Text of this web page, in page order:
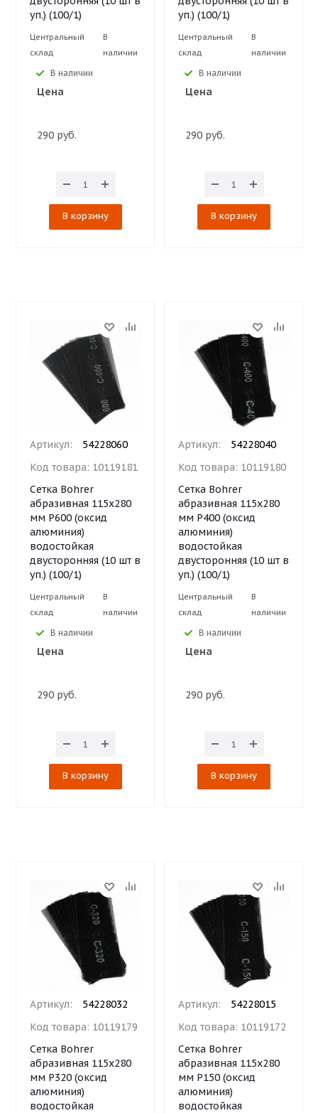
уп.) (100/1)
Центральный
склад
В
наличии
В наличии
Цена
290 руб.
В корзину
уп.) (100/1)
Центральный
склад
В
наличии
В наличии
Цена
290 руб.
В корзину
Артикул:
54228060
Код товара: 10119181
Сетка Bohrer
абразивная 115х280
мм Р600 (оксид
алюминия)
водостойкая
двусторонняя (10 шт в
уп.) (100/1)
Центральный
склад
В
наличии
В наличии
Цена
290 руб.
В корзину
Артикул:
54228040
Код товара: 10119180
Сетка Bohrer
абразивная 115х280
мм Р400 (оксид
алюминия)
водостойкая
двусторонняя (10 шт в
уп.) (100/1)
Центральный
склад
В
наличии
В наличии
Цена
290 руб.
В корзину
Артикул:
54228032
Код товара: 10119179
Сетка Bohrer
абразивная 115х280
мм Р320 (оксид
алюминия)
водостойкая
Артикул:
54228015
Код товара: 10119172
Сетка Bohrer
абразивная 115х280
мм Р150 (оксид
алюминия)
водостойкая